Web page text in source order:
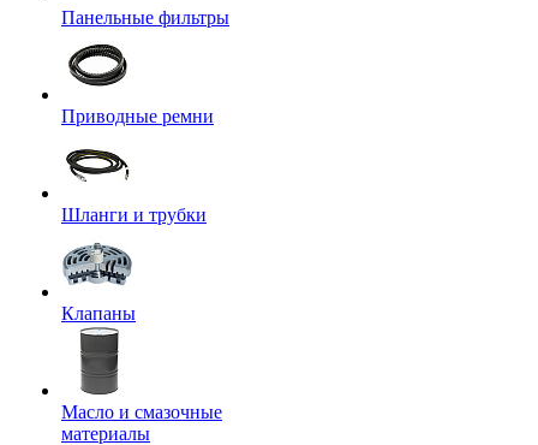
Панельные фильтры
Приводные ремни
Шланги и трубки
Клапаны
Масло и смазочные
материалы